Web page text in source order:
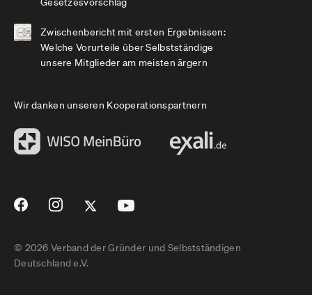
Zwischenbericht mit ersten Ergebnissen:
Welche Vorurteile über Selbstständige
unsere Mitglieder am meisten ärgern
Wir danken unseren Kooperationspartnern
© 2026 Verband der Gründer und Selbstständigen
Deutschland e.V.